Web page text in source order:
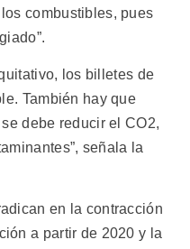
combustibles, pues
los billetes de
También hay que
debe reducir el CO2,
señala la
en la contracción
a partir de 2020 y la